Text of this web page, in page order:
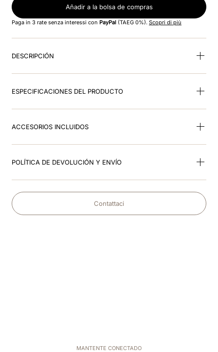
Añadir a la bolsa de compras
Paga in 3 rate senza interessi con PayPal (TAEG 0%). Scopri di più
DESCRIPCIÓN
ESPECIFICACIONES DEL PRODUCTO
ACCESORIOS INCLUIDOS
POLÍTICA DE DEVOLUCIÓN Y ENVÍO
Contattaci
MANTENTE CONECTADO